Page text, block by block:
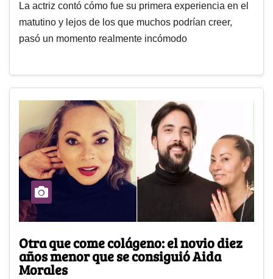
La actriz contó cómo fue su primera experiencia en el
matutino y lejos de los que muchos podrían creer,
pasó un momento realmente incómodo
Otra que come colágeno: el novio diez
años menor que se consiguió Aida
Morales